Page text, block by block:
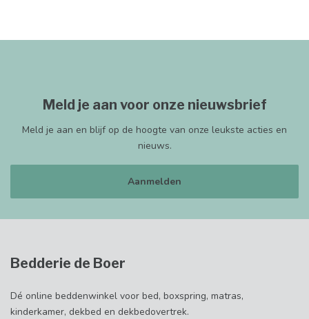
Meld je aan voor onze nieuwsbrief
Meld je aan en blijf op de hoogte van onze leukste acties en
nieuws.
Aanmelden
Bedderie de Boer
Dé online beddenwinkel voor bed, boxspring, matras,
kinderkamer, dekbed en dekbedovertrek.